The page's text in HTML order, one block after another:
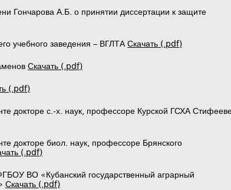
Гончарова А.Б. о принятии диссертации к защите
учебного заведения – ВГЛТАСкачать (.pdf)
Скачать (.pdf)
(.pdf)
докторе с.-х. наук, профессоре Курской ГСХА
докторе биол. наук, профессоре Брянского
(.pdf)
ВО «Кубанский государственный аграрный
Скачать (.pdf)